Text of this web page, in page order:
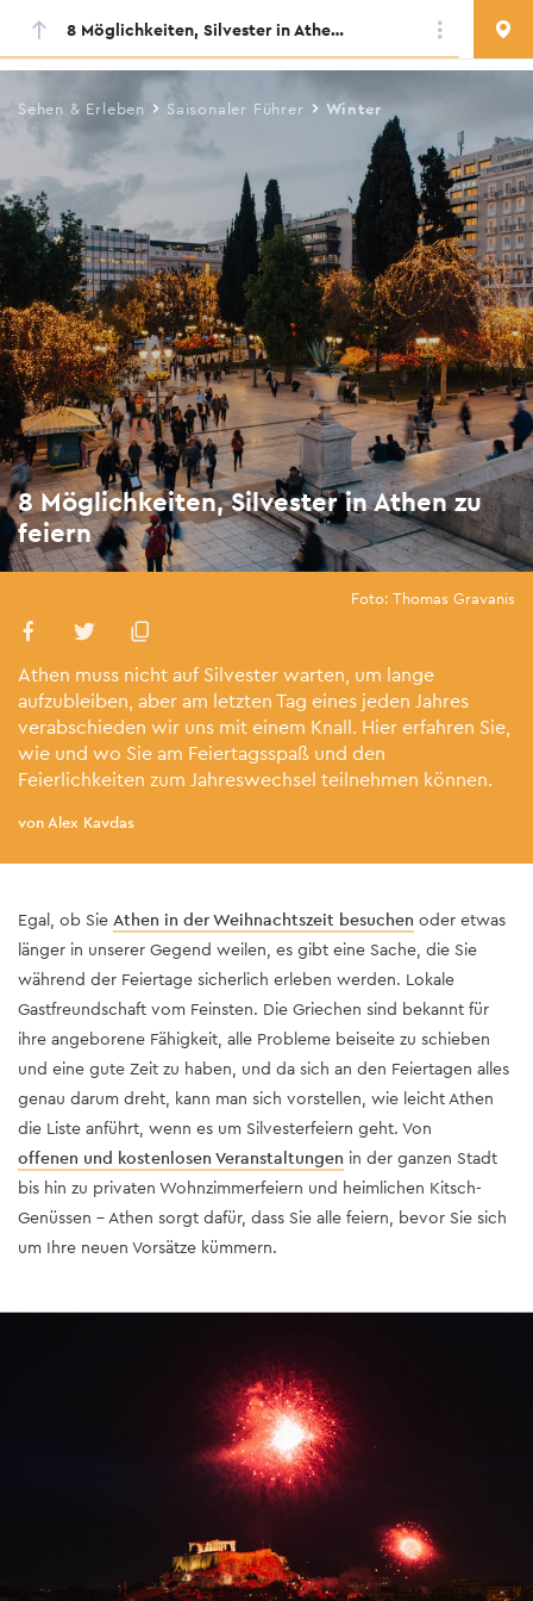
Skip
main
content
Sehen & Erleben Saisonaler Führer Winter
8 Möglichkeiten, Silvester in Athen zu
feiern
Foto: Thomas Gravanis
Athen muss nicht auf Silvester warten, um lange
aufzubleiben, aber am letzten Tag eines jeden Jahres
verabschieden wir uns mit einem Knall. Hier erfahren Sie,
wie und wo Sie am Feiertagsspaß und den
Feierlichkeiten zum Jahreswechsel teilnehmen können.
von Alex Kavdas
8 Möglichkeiten, Silvester in Athen zu feiern
Egal, ob Sie Athen in der Weihnachtszeit besuchen oder etwas
länger in unserer Gegend weilen, es gibt eine Sache, die Sie
während der Feiertage sicherlich erleben werden. Lokale
Gastfreundschaft vom Feinsten. Die Griechen sind bekannt für
ihre angeborene Fähigkeit, alle Probleme beiseite zu schieben
und eine gute Zeit zu haben, und da sich an den Feiertagen alles
genau darum dreht, kann man sich vorstellen, wie leicht Athen
die Liste anführt, wenn es um Silvesterfeiern geht. Von
offenen und kostenlosen Veranstaltungen in der ganzen Stadt
bis hin zu privaten Wohnzimmerfeiern und heimlichen Kitsch-
Genüssen – Athen sorgt dafür, dass Sie alle feiern, bevor Sie sich
um Ihre neuen Vorsätze kümmern.